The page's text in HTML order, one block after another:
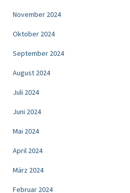
November 2024
Oktober 2024
September 2024
August 2024
Juli 2024
Juni 2024
Mai 2024
April 2024
März 2024
Februar 2024